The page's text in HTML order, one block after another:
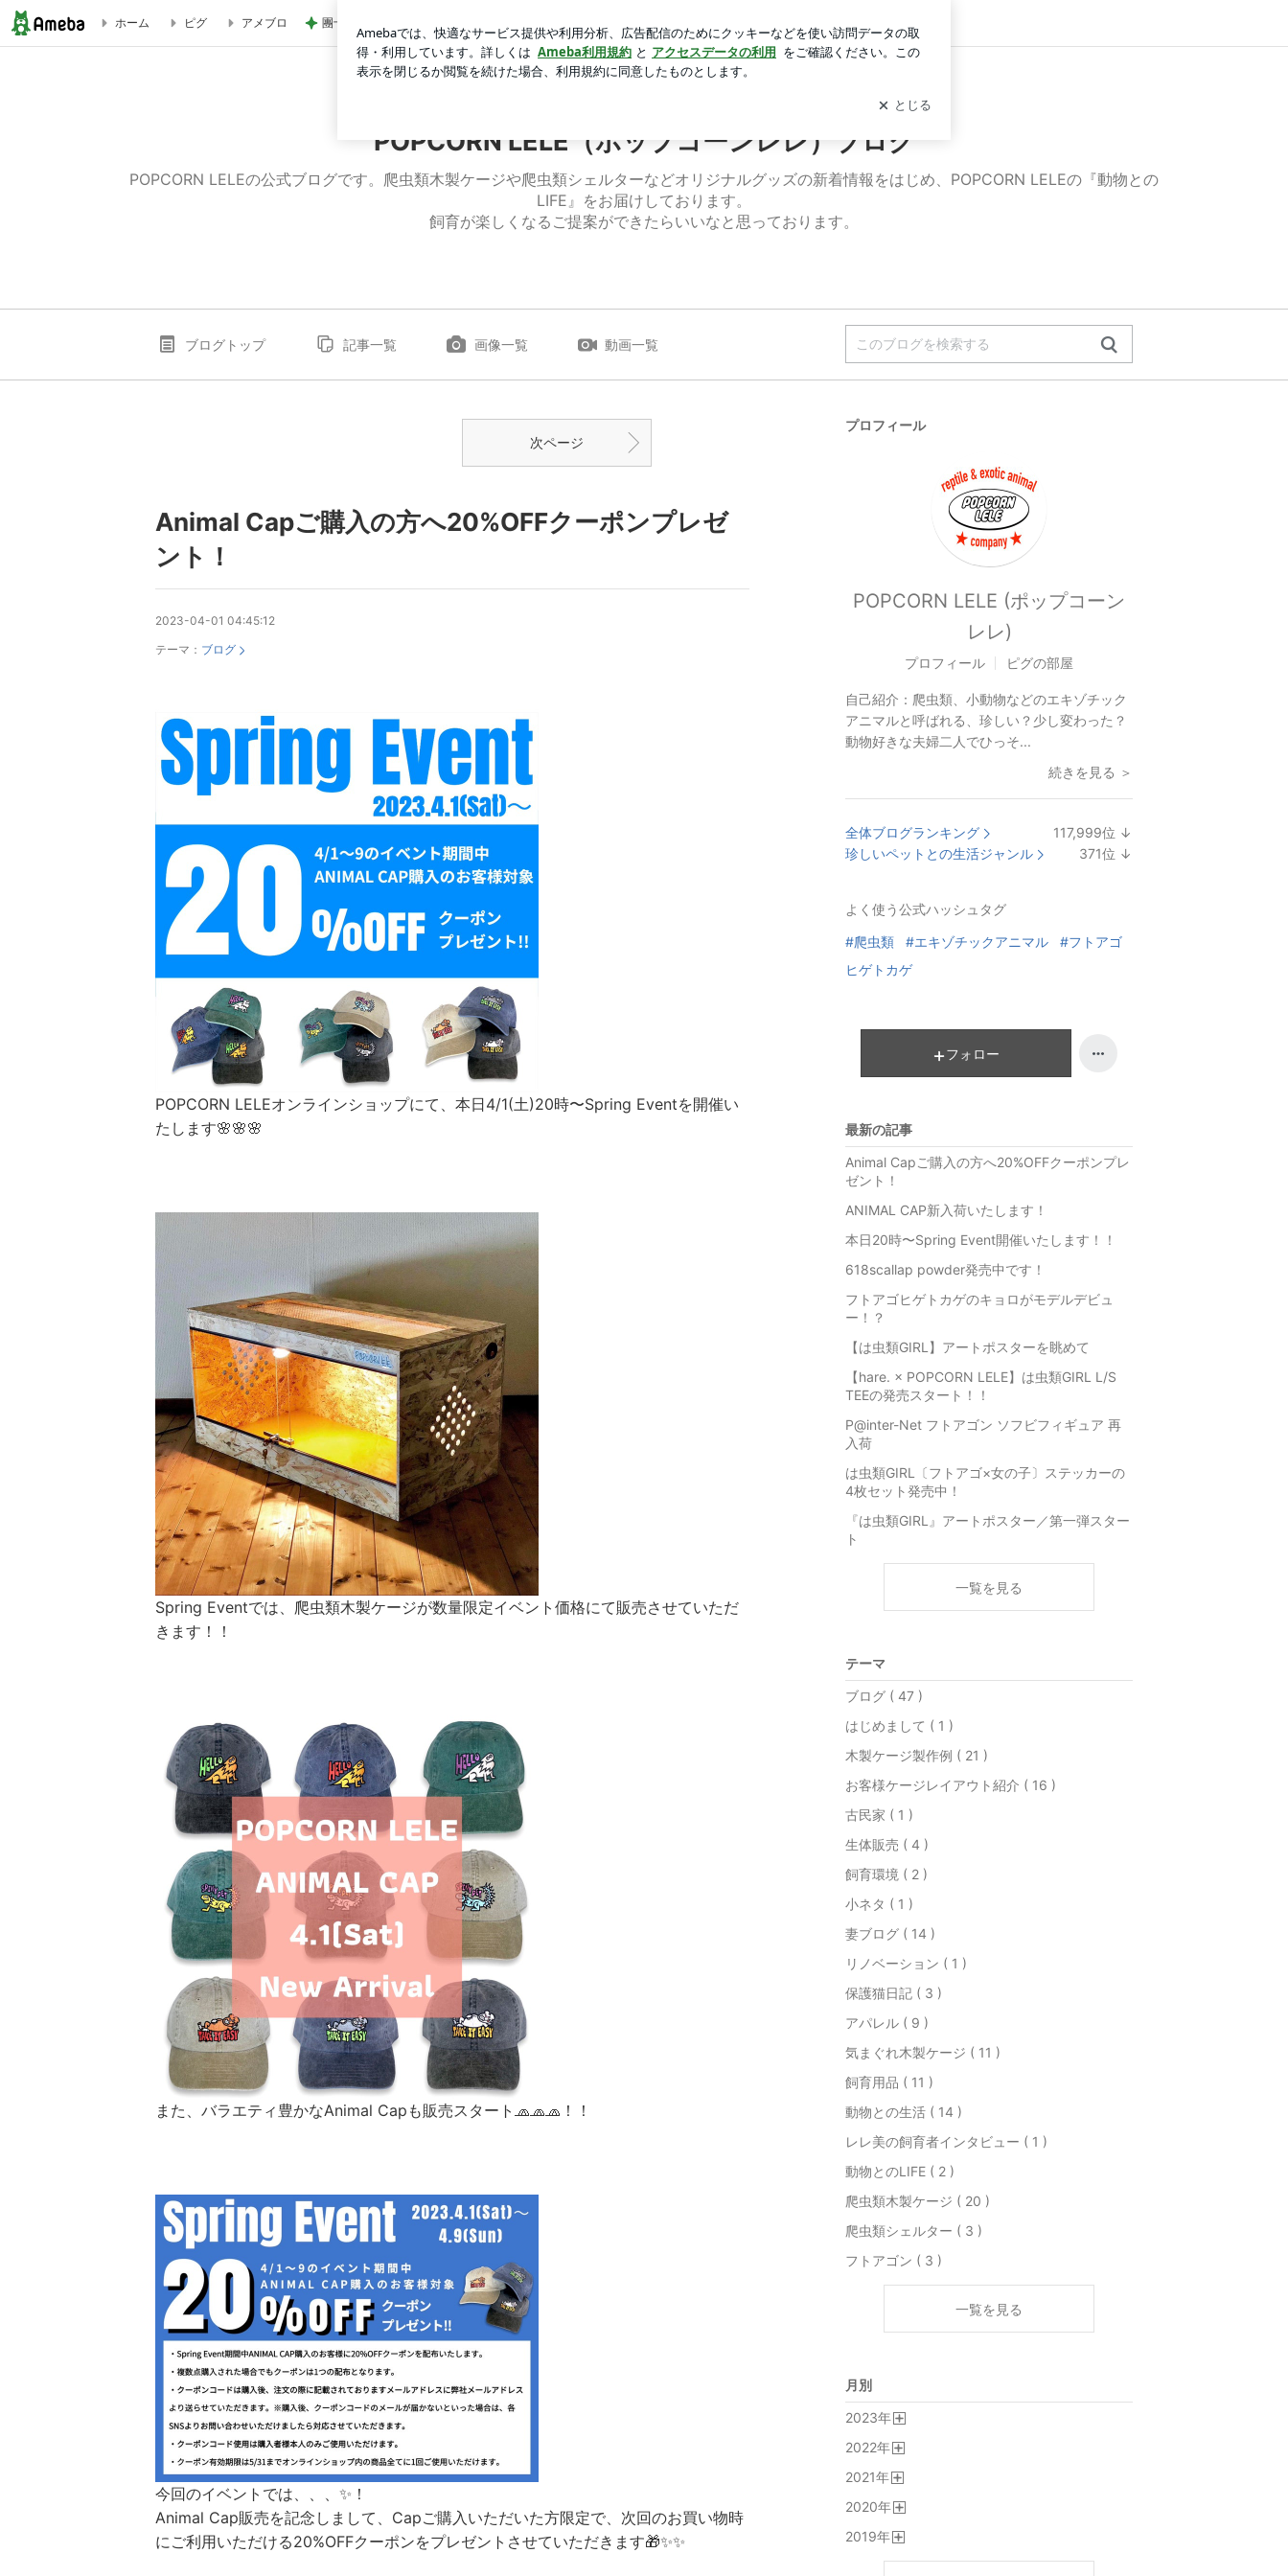
ホーム ピグ アメブロ 團十郎 旅の疲れに飲んだお茶 ログイン
POPCORN LELE（ポップコーンレレ）ブログ
POPCORN LELEの公式ブログです。爬虫類木製ケージや爬虫類シェルターなどオリジナルグッズの新着情報をはじめ、POPCORN LELEの『動物との
LIFE』をお届けしております。
飼育が楽しくなるご提案ができたらいいなと思っております。
ブログトップ 記事一覧 画像一覧 動画一覧
次ページ
Animal Capご購入の方へ20%OFFクーポンプレゼ
ント！
2023-04-01 04:45:12
テーマ： ブログ
POPCORN LELEオンラインショップにて、本日4/1(土)20時〜Spring Eventを開催い
たします🌸🌸🌸
Spring Eventでは、爬虫類木製ケージが数量限定イベント価格にて販売させていただ
きます！！
また、バラエティ豊かなAnimal Capも販売スタート🧢🧢🧢！！
今回のイベントでは、、、✨！
Animal Cap販売を記念しまして、Capご購入いただいた方限定で、次回のお買い物時
にご利用いただける20%OFFクーポンをプレゼントさせていただきます🎁✨✨
プロフィール
POPCORN LELE (ポップコーン
レレ)
プロフィール ピグの部屋
自己紹介： 爬虫類、小動物などのエキゾチック
アニマルと呼ばれる、珍しい？少し変わった？
動物好きな夫婦二人でひっそ...
続きを見る ＞
全体ブログランキング 117,999位 ↓
珍しいペットとの生活ジャンル 371位 ↓
よく使う公式ハッシュタグ
#爬虫類 #エキゾチックアニマル
#フトアゴ
ヒゲトカゲ
フォロー
最新の記事
Animal Capご購入の方へ20%OFFクーポンプレ
ゼント！
ANIMAL CAP新入荷いたします！
本日20時〜Spring Event開催いたします！！
618scallap powder発売中です！
フトアゴヒゲトカゲのキョロがモデルデビュ
ー！？
【は虫類GIRL】アートポスターを眺めて
【hare. × POPCORN LELE】は虫類GIRL L/S
TEEの発売スタート！！
P@inter-Net フトアゴン ソフビフィギュア 再
入荷
は虫類GIRL〔フトアゴ×女の子〕ステッカーの
4枚セット発売中！
『は虫類GIRL』アートポスター／第一弾スター
ト
一覧を見る
テーマ
ブログ ( 47 )
はじめまして ( 1 )
木製ケージ製作例 ( 21 )
お客様ケージレイアウト紹介 ( 16 )
古民家 ( 1 )
生体販売 ( 4 )
飼育環境 ( 2 )
小ネタ ( 1 )
妻ブログ ( 14 )
リノベーション ( 1 )
保護猫日記 ( 3 )
アパレル ( 9 )
気まぐれ木製ケージ ( 11 )
飼育用品 ( 11 )
動物との生活 ( 14 )
レレ美の飼育者インタビュー ( 1 )
動物とのLIFE ( 2 )
爬虫類木製ケージ ( 20 )
爬虫類シェルター ( 3 )
フトアゴン ( 3 )
一覧を見る
月別
2023年
2022年
2021年
2020年
2019年